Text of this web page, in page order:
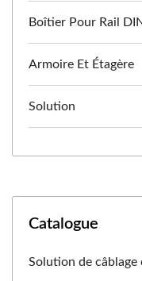
Boîtier Pour Rail
Armoire Et Étagère
Solution
Catalogue
Solution de câblage